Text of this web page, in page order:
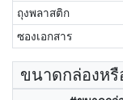
ถุงพลาสติก
ซองเอกสาร
ขนาดกล่องหรื